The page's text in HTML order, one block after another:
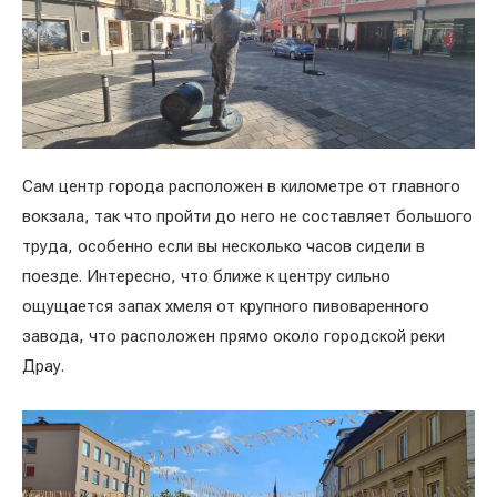
Сам центр города расположен в километре от главного
вокзала, так что пройти до него не составляет большого
труда, особенно если вы несколько часов сидели в
поезде. Интересно, что ближе к центру сильно
ощущается запах хмеля от крупного пивоваренного
завода, что расположен прямо около городской реки
Драу.